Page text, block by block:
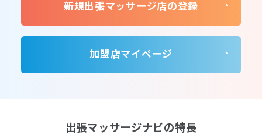
新規出張マッサージ店の登録
加盟店マイページ
出張マッサージナビの特長